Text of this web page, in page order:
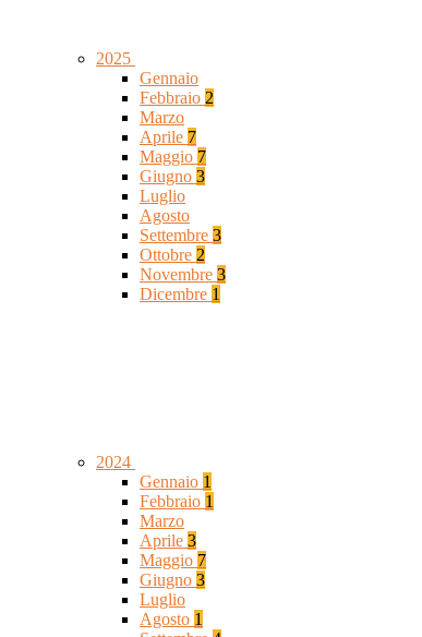
2025
Gennaio
Febbraio 2
Marzo
Aprile 7
Maggio 7
Giugno 3
Luglio
Agosto
Settembre 3
Ottobre 2
Novembre 3
Dicembre 1
2024
Gennaio 1
Febbraio 1
Marzo
Aprile 3
Maggio 7
Giugno 3
Luglio
Agosto 1